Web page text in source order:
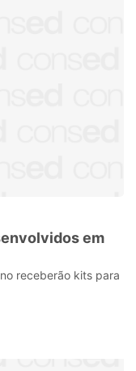
em
receberão kits para